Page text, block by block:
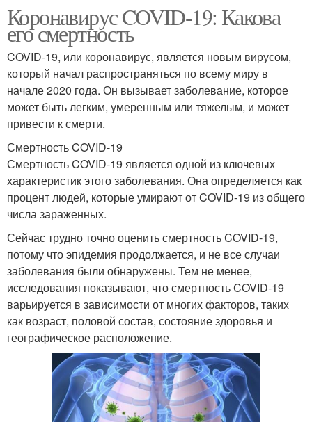
Коронавирус COVID-19: Какова
его смертность
COVID-19, или коронавирус, является новым вирусом,
который начал распространяться по всему миру в
начале 2020 года. Он вызывает заболевание, которое
может быть легким, умеренным или тяжелым, и может
привести к смерти.
Смертность COVID-19
Смертность COVID-19 является одной из ключевых
характеристик этого заболевания. Она определяется как
процент людей, которые умирают от COVID-19 из общего
числа зараженных.
Сейчас трудно точно оценить смертность COVID-19,
потому что эпидемия продолжается, и не все случаи
заболевания были обнаружены. Тем не менее,
исследования показывают, что смертность COVID-19
варьируется в зависимости от многих факторов, таких
как возраст, половой состав, состояние здоровья и
географическое расположение.